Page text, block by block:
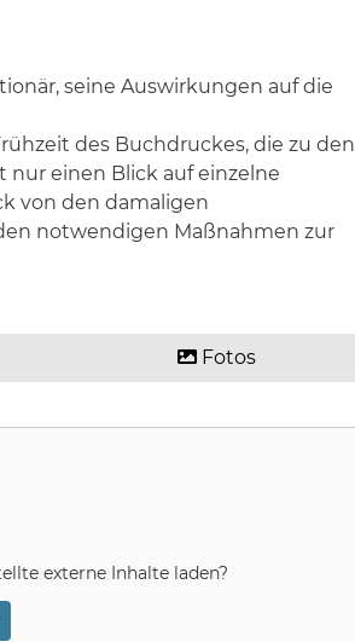
seine Auswirkungen auf die
des Buchdruckes, die zu den
einen Blick auf einzelne
von den damaligen
notwendigen Maßnahmen zur
Fotos
externe Inhalte laden?